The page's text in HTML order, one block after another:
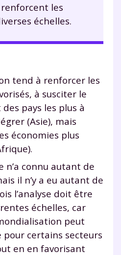
les
échelles.
tend à renforcer les
à susciter le
pays les plus à
(Asie), mais
économies plus
n’a connu autant de
il n’y a eu autant de
l’analyse doit être
échelles, car
peut
pour certains secteurs
en en favorisant